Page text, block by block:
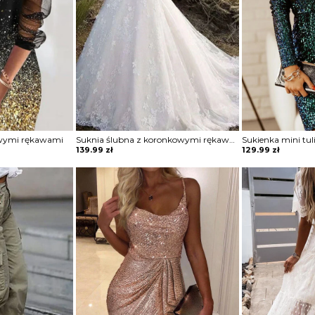
rękawami Suknia ślubna z koronkowymi rękawami
139.99 zł 129.99 zł